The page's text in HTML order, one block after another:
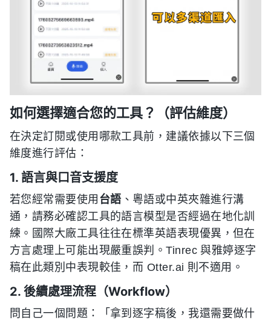
如何選擇適合您的工具？（評估維度）
在決定訂閱或使用哪款工具前，建議依據以下三個
維度進行評估：
1. 語言與口音支援度
若您經常需要使用 台語 、粵語或中英夾雜進行溝
通，請務必確認工具的語言模型是否經過在地化訓
練。國際大廠工具往往在標準英語表現優異，但在
方言處理上可能出現嚴重誤判。Tinrec 與雅婷逐字
稿在此類別中表現較佳，而 Otter.ai 則不適用。
2. 後續處理流程（Workflow）
問自己一個問題：「拿到逐字稿後，我還需要做什